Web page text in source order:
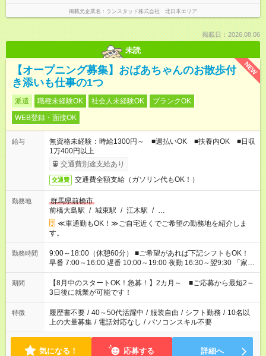
掲載元企業名 ランスタッド株式会社 北日本エリア
掲載日：2026.08.06
未読
NEW
【オープニング募集】おばあちゃんのお散歩付
き添いも仕事の1つ
派遣 職種未経験OK 社会人未経験OK
ブランクOK
WEB登録・面接OK
給与
無資格未経験：時給1300円～ ■週払いOK ■扶養内OK ■日収
1万400円以上
交通費別途支給あり
交通費 交通費全額支給（ガソリン代もOK！）
勤務地
群馬県前橋市
前橋大島駅 / 城東駅 / 江木駅 / …
≪車通勤もOK！≫ご自宅近くでご希望の勤務地を紹介しま
す。
勤務時間
9:00～18:00（休憩60分） ■ご希望があれば下記シフトもOK！
早番 7:00～16:00 遅番 10:00～19:00 夜勤 16:30～翌9:30 「家族
と休みを合わせたい」 「余裕を持って夕飯の準備がしたい」
「できれば残業はしたくない」 など、ご希望を教えてください
ね。 ※Wワーク希望の方へ 今ご覧のお仕事で希望する勤務時間
と、もう1つのお仕事の勤務時間。 合計で週40時間を超える場
合は応募できません。
期間
【8月中のスタートOK！急募！】2カ月～ ■ご応募から最短2～
3日後に就業が可能です！
特徴 履歴書不要 / 40～50代活躍中 / 服装自由 / シフト勤務 / 10名以
上の大量募集 / 電話対応なし / パソコンスキル不要
気になる！ 応募する 詳細へ